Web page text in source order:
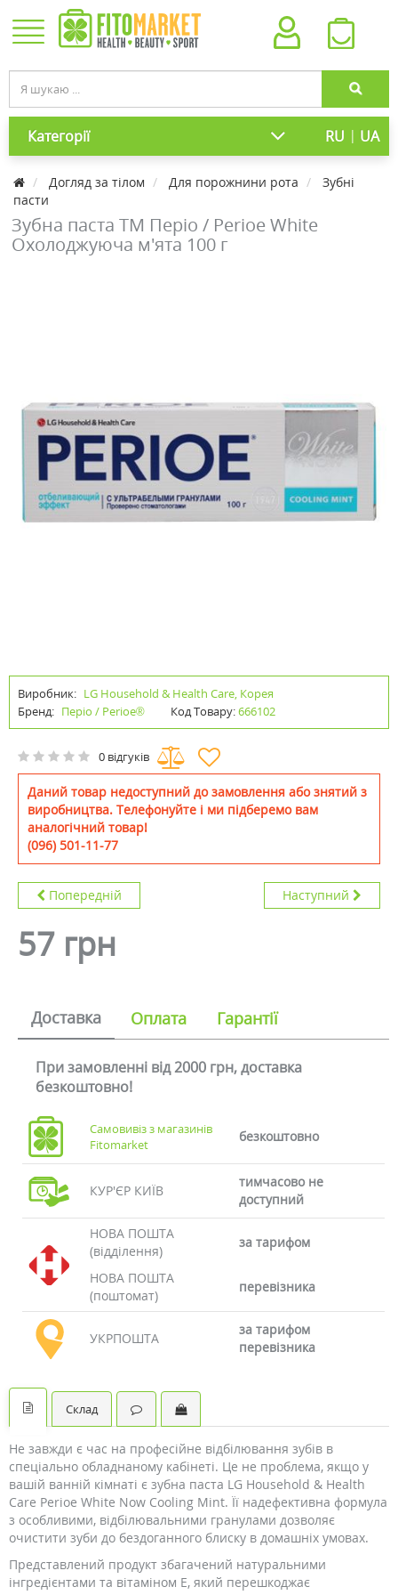
Категорії RU | UA
Догляд за тілом Для порожнини рота
Зубні
пасти
Зубна паста ТМ Періо / Perioe White
Охолоджуюча м'ята 100 г
Виробник: LG Household & Health Care, Корея
Бренд: Періо / Perioe® Код Товару:666102
0 відгуків
Даний товар недоступний до замовлення або знятий з
виробництва. Телефонуйте і ми підберемо вам
аналогічний товар!
(096) 501-11-77
Попередній Наступний
57 грн
Доставка Оплата Гарантії
При замовленні від 2000 грн, доставка
безкоштовно!
Самовивіз з магазинів
Fitomarket
безкоштовно
КУР'ЄР КИЇВ
тимчасово не
доступний
НОВА ПОШТА
(відділення)
за тарифом
НОВА ПОШТА
(поштомат)
перевізника
УКРПОШТА
за тарифом
перевізника
Склад
Не завжди є час на професійне відбілювання зубів в
спеціально обладнаному кабінеті. Це не проблема, якщо у
вашій ванній кімнаті є зубна паста LG Household & Health
Care Perioe White Now Cooling Mint. Її надефективна формула
з особливими, відбілювальними гранулами дозволяє
очистити зуби до бездоганного блиску в домашніх умовах.
Представлений продукт збагачений натуральними
інгредієнтами та вітаміном Е, який перешкоджає